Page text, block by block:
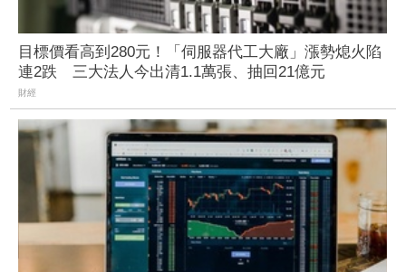
目標價看高到280元！「伺服器代工大廠」漲勢熄火陷
連2跌 三大法人今出清1.1萬張、抽回21億元
財經